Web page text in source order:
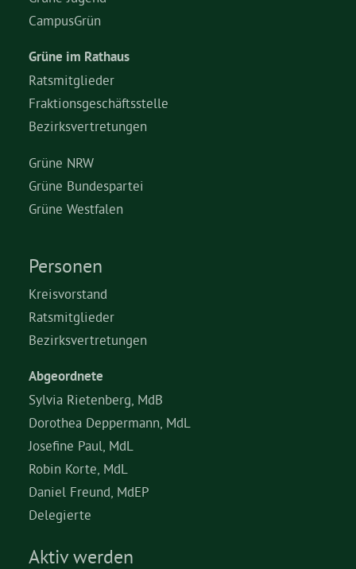
CampusGrün
Grüne im Rathaus
Ratsmitglieder
Fraktionsgeschäftsstelle
Bezirksvertretungen
Grüne NRW
Grüne Bundespartei
Grüne Westfalen
Personen
Kreisvorstand
Ratsmitglieder
Bezirksvertretungen
Abgeordnete
Sylvia Rietenberg, MdB
Dorothea Deppermann, MdL
Josefine Paul, MdL
Robin Korte, MdL
Daniel Freund, MdEP
Delegierte
Aktiv werden